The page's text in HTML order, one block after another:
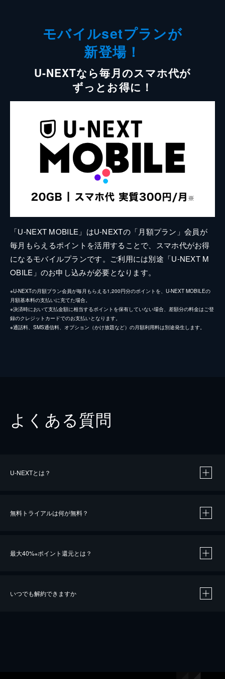
モバイルsetプランが
新登場！
U-NEXTなら毎月のスマホ代が
ずっとお得に！
「U-NEXT MOBILE」はU-NEXTの「月額プラン」会員が
毎月もらえるポイントを活用することで、スマホ代がお得
になるモバイルプランです。ご利用には別途「U-NEXT M
OBILE」のお申し込みが必要となります。
※U-NEXTの月額プラン会員が毎月もらえる1,200円分のポイントを、U-NEXT MOBILEの
月額基本料の支払いに充てた場合。
※決済時において支払金額に相当するポイントを保有していない場合、差額分の料金はご登
録のクレジットカードでのお支払いとなります。
※通話料、SMS通信料、オプション（かけ放題など）の月額利用料は別途発生します。
よくある質問
U-NEXTとは？
無料トライアルは何が無料？
最大40%※ポイント還元とは？
いつでも解約できますか